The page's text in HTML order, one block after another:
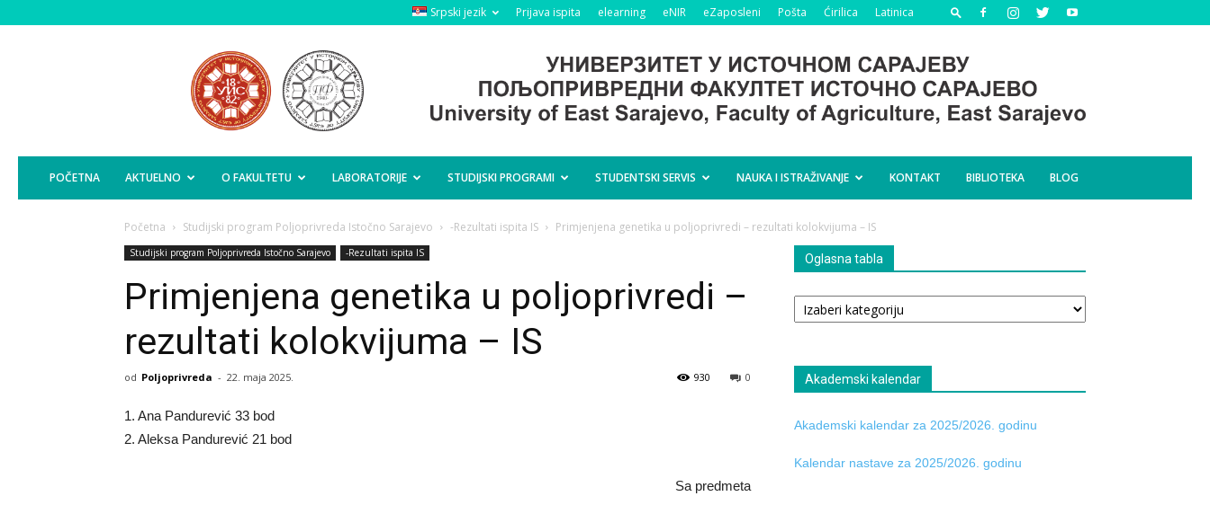
Srpski jezik Prijava ispita elearning eNIR eZaposleni Pošta Ćirilica Latinica
Poljoprivredni
Fakultet
Istočno
Sarajevo
POČETNA AKTUELNO O FAKULTETU LABORATORIJE STUDIJSKI PROGRAMI STUDENTSKI SERVIS NAUKA I ISTRAŽIVANJE KONTAKT BIBLIOTEKA BLOG
Početna Studijski program Poljoprivreda Istočno Sarajevo -Rezultati ispita IS Primjenjena genetika u poljoprivredi – rezultati kolokvijuma – IS
Studijski program Poljoprivreda Istočno Sarajevo -Rezultati ispita IS
Primjenjena genetika u poljoprivredi –
rezultati kolokvijuma – IS
od Poljoprivreda - 22. maja 2025. 0
930
1. Ana Pandurević 33 bod
2. Aleksa Pandurević 21 bod
Sa predmeta
Oglasna tabla
Oglasna
tabla
Akademski kalendar
Akademski kalendar za 2025/2026. godinu
Kalendar nastave za 2025/2026. godinu